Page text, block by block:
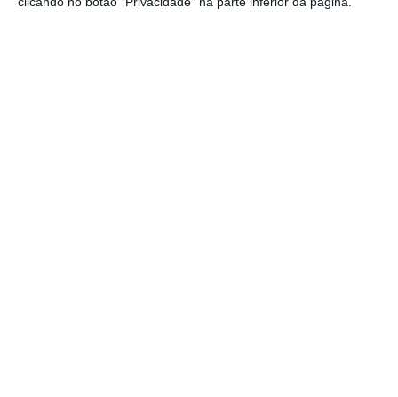
o ECO e os seus jornalistas. A nossa